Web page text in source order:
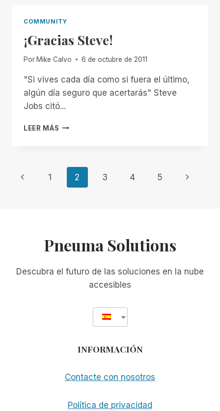
COMMUNITY
¡Gracias Steve!
Por Mike Calvo 6 de octubre de 2011
"Si vives cada día como si fuera el último,
algún día seguro que acertarás" Steve
Jobs citó...
LEER MÁS ¡GRACIAS
Navegación
Página
1 2 3 4 5
Siguiente
Pneuma Solutions
Descubra el futuro de las soluciones en la nube
accesibles
INFORMACIÓN
Contacte con nosotros
Política de privacidad